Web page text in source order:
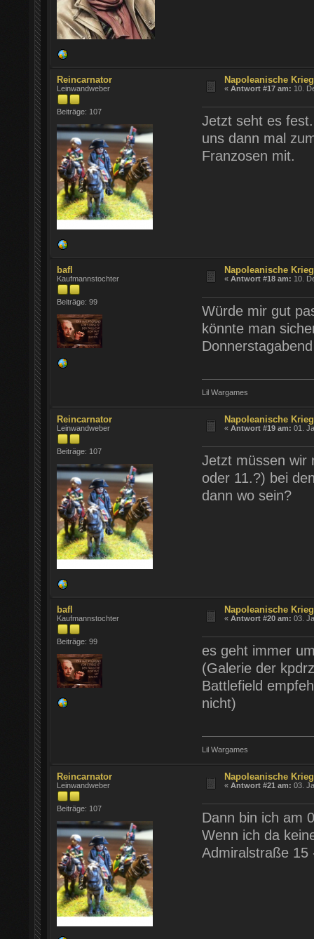
Reincarnator
Leinwandweber
Beiträge: 107
Napoleanische
«Antwort #17 am: 10.
Jetzt seht es
uns dann mal
Franzosen mit.
bafl
Kaufmannstochter
Beiträge: 99
Napoleanische
«Antwort #18 am: 10.
Würde mir gut
könnte man
Lil Wargames
Reincarnator
Leinwandweber
Beiträge: 107
Napoleanische
«Antwort #19 am: 01.
Jetzt müssen wir
oder 11.?) bei
dann wo sein?
bafl
Kaufmannstochter
Beiträge: 99
Napoleanische
«Antwort #20 am: 03.
es geht immer
(Galerie der
Battlefield
nicht)
Lil Wargames
Reincarnator
Leinwandweber
Beiträge: 107
Napoleanische
«Antwort #21 am: 03.
Dann bin ich am
Wenn ich da
Admiralstraße 15